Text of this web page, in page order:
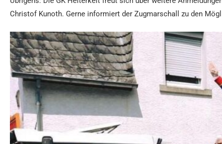
Christof Kunoth. Gerne informiert der Zugmarschall zu den